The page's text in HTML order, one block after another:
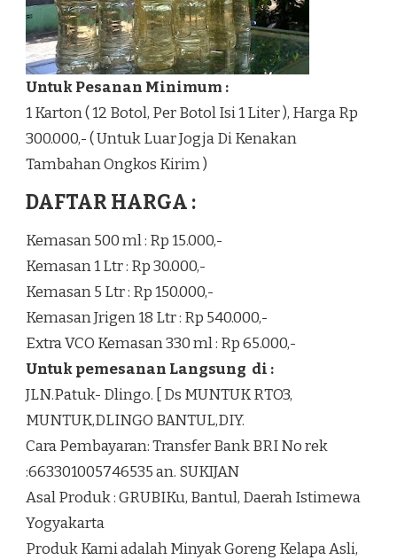
Untuk Pesanan Minimum :
1 Karton ( 12 Botol, Per Botol Isi 1 Liter ), Harga Rp
300.000,- ( Untuk Luar Jogja Di Kenakan
Tambahan Ongkos Kirim )
DAFTAR HARGA :
Kemasan 500 ml : Rp 15.000,-
Kemasan 1 Ltr : Rp 30.000,-
Kemasan 5 Ltr : Rp 150.000,-
Kemasan Jrigen 18 Ltr : Rp 540.000,-
Extra VCO Kemasan 330 ml : Rp 65.000,-
Untuk pemesanan Langsung di :
JLN.Patuk- Dlingo. [ Ds MUNTUK RTO3,
MUNTUK,DLINGO BANTUL,DIY.
Cara Pembayaran: Transfer Bank BRI No rek
:663301005746535 an. SUKIJAN
Asal Produk : GRUBIKu, Bantul, Daerah Istimewa
Yogyakarta
Produk Kami adalah Minyak Goreng Kelapa Asli,